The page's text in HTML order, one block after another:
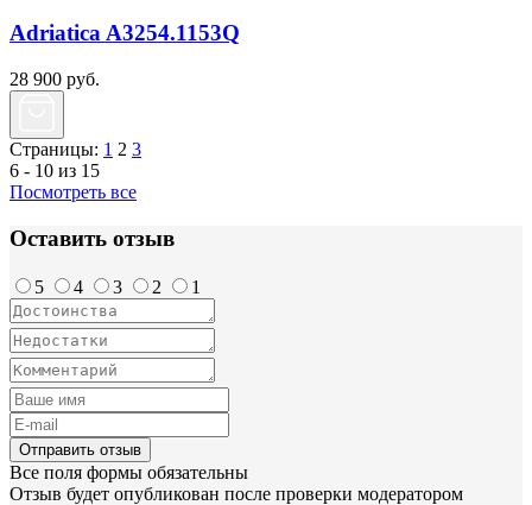
Adriatica A3254.1153Q
28 900 руб.
Страницы: 1 2 3
6 - 10 из 15
Посмотреть все
Оставить отзыв
5 4 3 2 1
Отправить отзыв
Все поля формы обязательны
Отзыв будет опубликован после проверки модератором